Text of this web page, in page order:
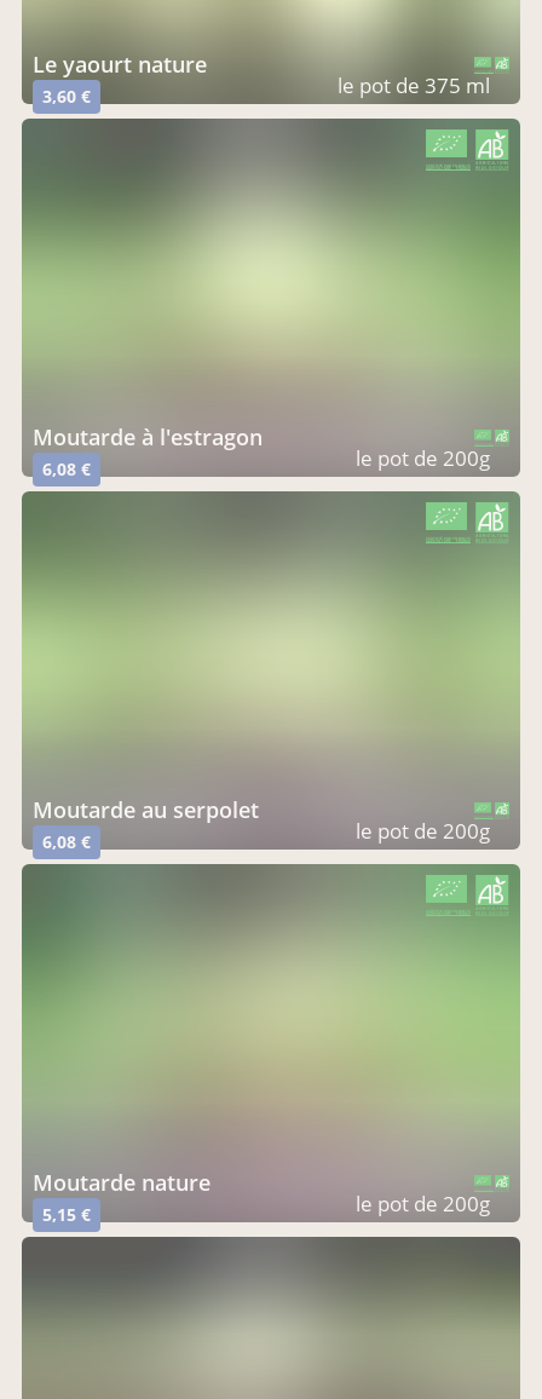
le yaourt nature
3,60 € le pot de 375 ml
moutarde à l'estragon
6,08 € le pot de 200g
CERTIFIÉ PAR FR-BIO-15
AGRICULTURE FRANCE
moutarde au serpolet
6,08 € le pot de 200g
CERTIFIÉ PAR FR-BIO-15
AGRICULTURE FRANCE
moutarde nature
5,15 € le pot de 200g
CERTIFIÉ PAR FR-BIO-15
AGRICULTURE FRANCE